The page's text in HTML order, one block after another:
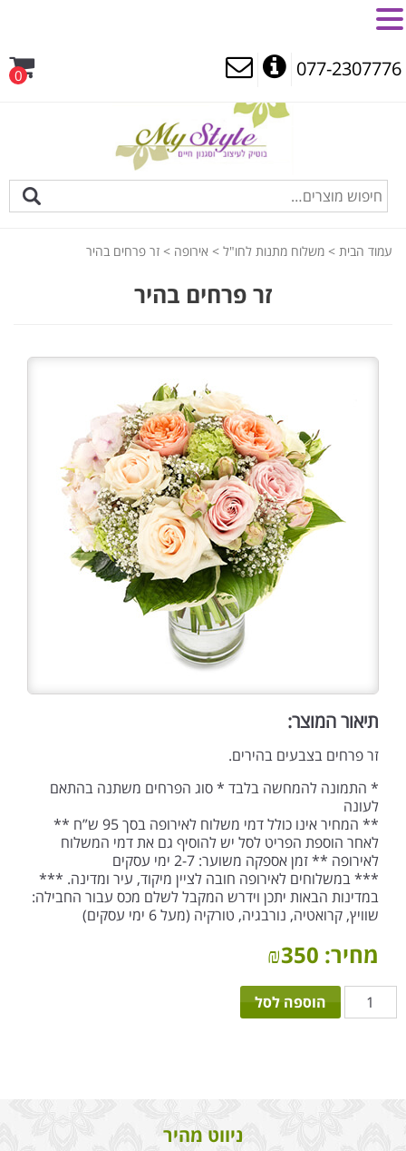
077-2307776
0
עמוד הבית > משלוח מתנות לחו"ל > אירופה > זר פרחים בהיר
זר פרחים בהיר
תיאור המוצר:
זר פרחים בצבעים בהירים.
* התמונה להמחשה בלבד * סוג הפרחים משתנה בהתאם
לעונה
** המחיר אינו כולל דמי משלוח לאירופה בסך 95 ש”ח **
לאחר הוספת הפריט לסל יש להוסיף גם את דמי המשלוח
לאירופה ** זמן אספקה משוער: 2-7 ימי עסקים
*** במשלוחים לאירופה חובה לציין מיקוד, עיר ומדינה. ***
במדינות הבאות יתכן וידרש המקבל לשלם מכס עבור החבילה:
שוויץ, קרואטיה, נורבגיה, טורקיה (מעל 6 ימי עסקים)
מחיר: ₪350
כמות
הוספה לסל
ניווט מהיר